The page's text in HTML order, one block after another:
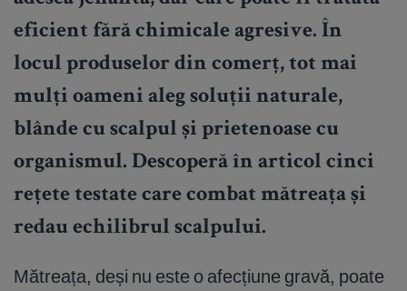
eficient fără chimicale agresive. În
locul produselor din comerț, tot mai
mulți oameni aleg soluții naturale,
blânde cu scalpul și prietenoase cu
organismul. Descoperă în articol cinci
rețete testate care combat mătreața și
redau echilibrul scalpului.
Mătreața, deși nu este o afecțiune gravă, poate